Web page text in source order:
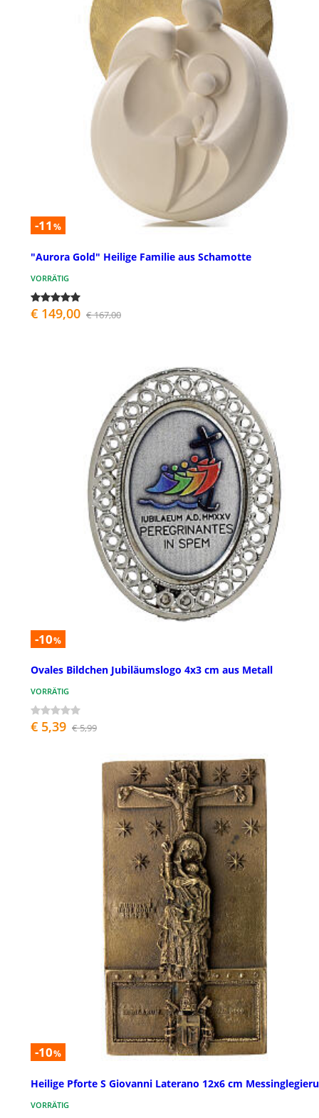
-11 %
"Aurora Gold" Heilige Familie aus Schamotte
VORRÄTIG
€ 149,00 € 167,00
-10%
Ovales Bildchen Jubiläumslogo 4x3 cm aus Metall
VORRÄTIG
€ 5,39 € 5,99
-10%
Heilige Pforte S Giovanni Laterano 12x6 cm
VORRÄTIG